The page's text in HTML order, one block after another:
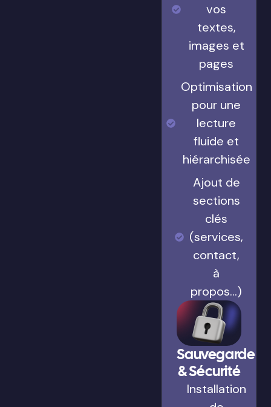
vos
textes,
images et
pages
Optimisation
pour une
lecture
fluide et
hiérarchisée
Ajout de
sections
clés
(services,
contact,
à
propos…)
Sauvegarde
& Sécurité
Installation